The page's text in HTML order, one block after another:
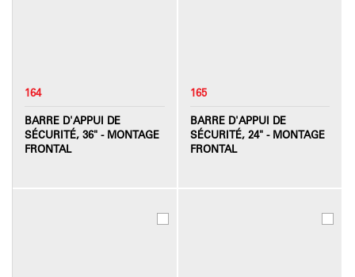
164
BARRE D'APPUI DE
SÉCURITÉ, 36" - MONTAGE
FRONTAL
165
BARRE D'APPUI DE
SÉCURITÉ, 24" - MONTAGE
FRONTAL